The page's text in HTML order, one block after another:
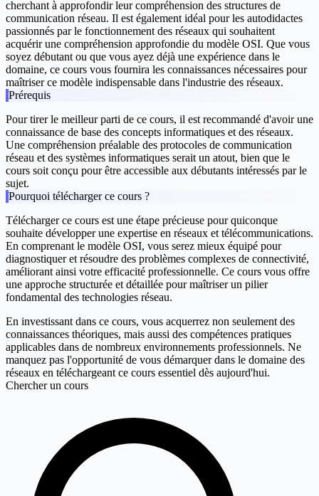
cherchant à approfondir leur compréhension des structures de
communication réseau. Il est également idéal pour les autodidactes
passionnés par le fonctionnement des réseaux qui souhaitent
acquérir une compréhension approfondie du modèle OSI. Que vous
soyez débutant ou que vous ayez déjà une expérience dans le
domaine, ce cours vous fournira les connaissances nécessaires pour
maîtriser ce modèle indispensable dans l'industrie des réseaux.
Prérequis
Pour tirer le meilleur parti de ce cours, il est recommandé d'avoir une
connaissance de base des concepts informatiques et des réseaux.
Une compréhension préalable des protocoles de communication
réseau et des systèmes informatiques serait un atout, bien que le
cours soit conçu pour être accessible aux débutants intéressés par le
sujet.
Pourquoi télécharger ce cours ?
Télécharger ce cours est une étape précieuse pour quiconque
souhaite développer une expertise en réseaux et télécommunications.
En comprenant le modèle OSI, vous serez mieux équipé pour
diagnostiquer et résoudre des problèmes complexes de connectivité,
améliorant ainsi votre efficacité professionnelle. Ce cours vous offre
une approche structurée et détaillée pour maîtriser un pilier
fondamental des technologies réseau.
En investissant dans ce cours, vous acquerrez non seulement des
connaissances théoriques, mais aussi des compétences pratiques
applicables dans de nombreux environnements professionnels. Ne
manquez pas l'opportunité de vous démarquer dans le domaine des
réseaux en téléchargeant ce cours essentiel dès aujourd'hui.
Chercher un cours